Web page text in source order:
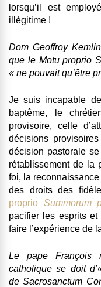
lorsqu’il est
illégitime !
Dom Geoffroy
que le Motu proprio
« ne pouvait qu’être
Je suis incapable
baptême, le
provisoire, celle
décisions
décision pastorale
rétablissement de la
foi, la
des droits des
proprio Summorum
pacifier les esprits
faire l’expérience de
Le pape François
catholique se doit
de Sacrosanctum